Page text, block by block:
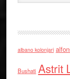
albano kolonjari
Bushati Astrit